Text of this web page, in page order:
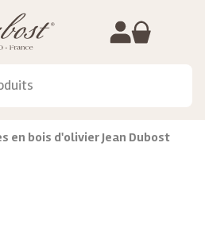
en bois d'olivier Jean Dubost
les cookies